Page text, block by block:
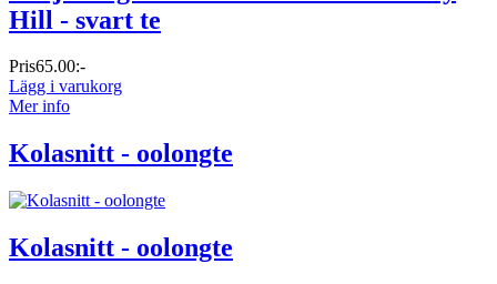
Hill - svart te
Pris65.00:-
Lägg i varukorg
Mer info
Kolasnitt - oolongte
Kolasnitt - oolongte